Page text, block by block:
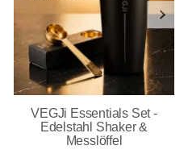
VEGJi Essentials Set -
Edelstahl Shaker &
Messlöffel